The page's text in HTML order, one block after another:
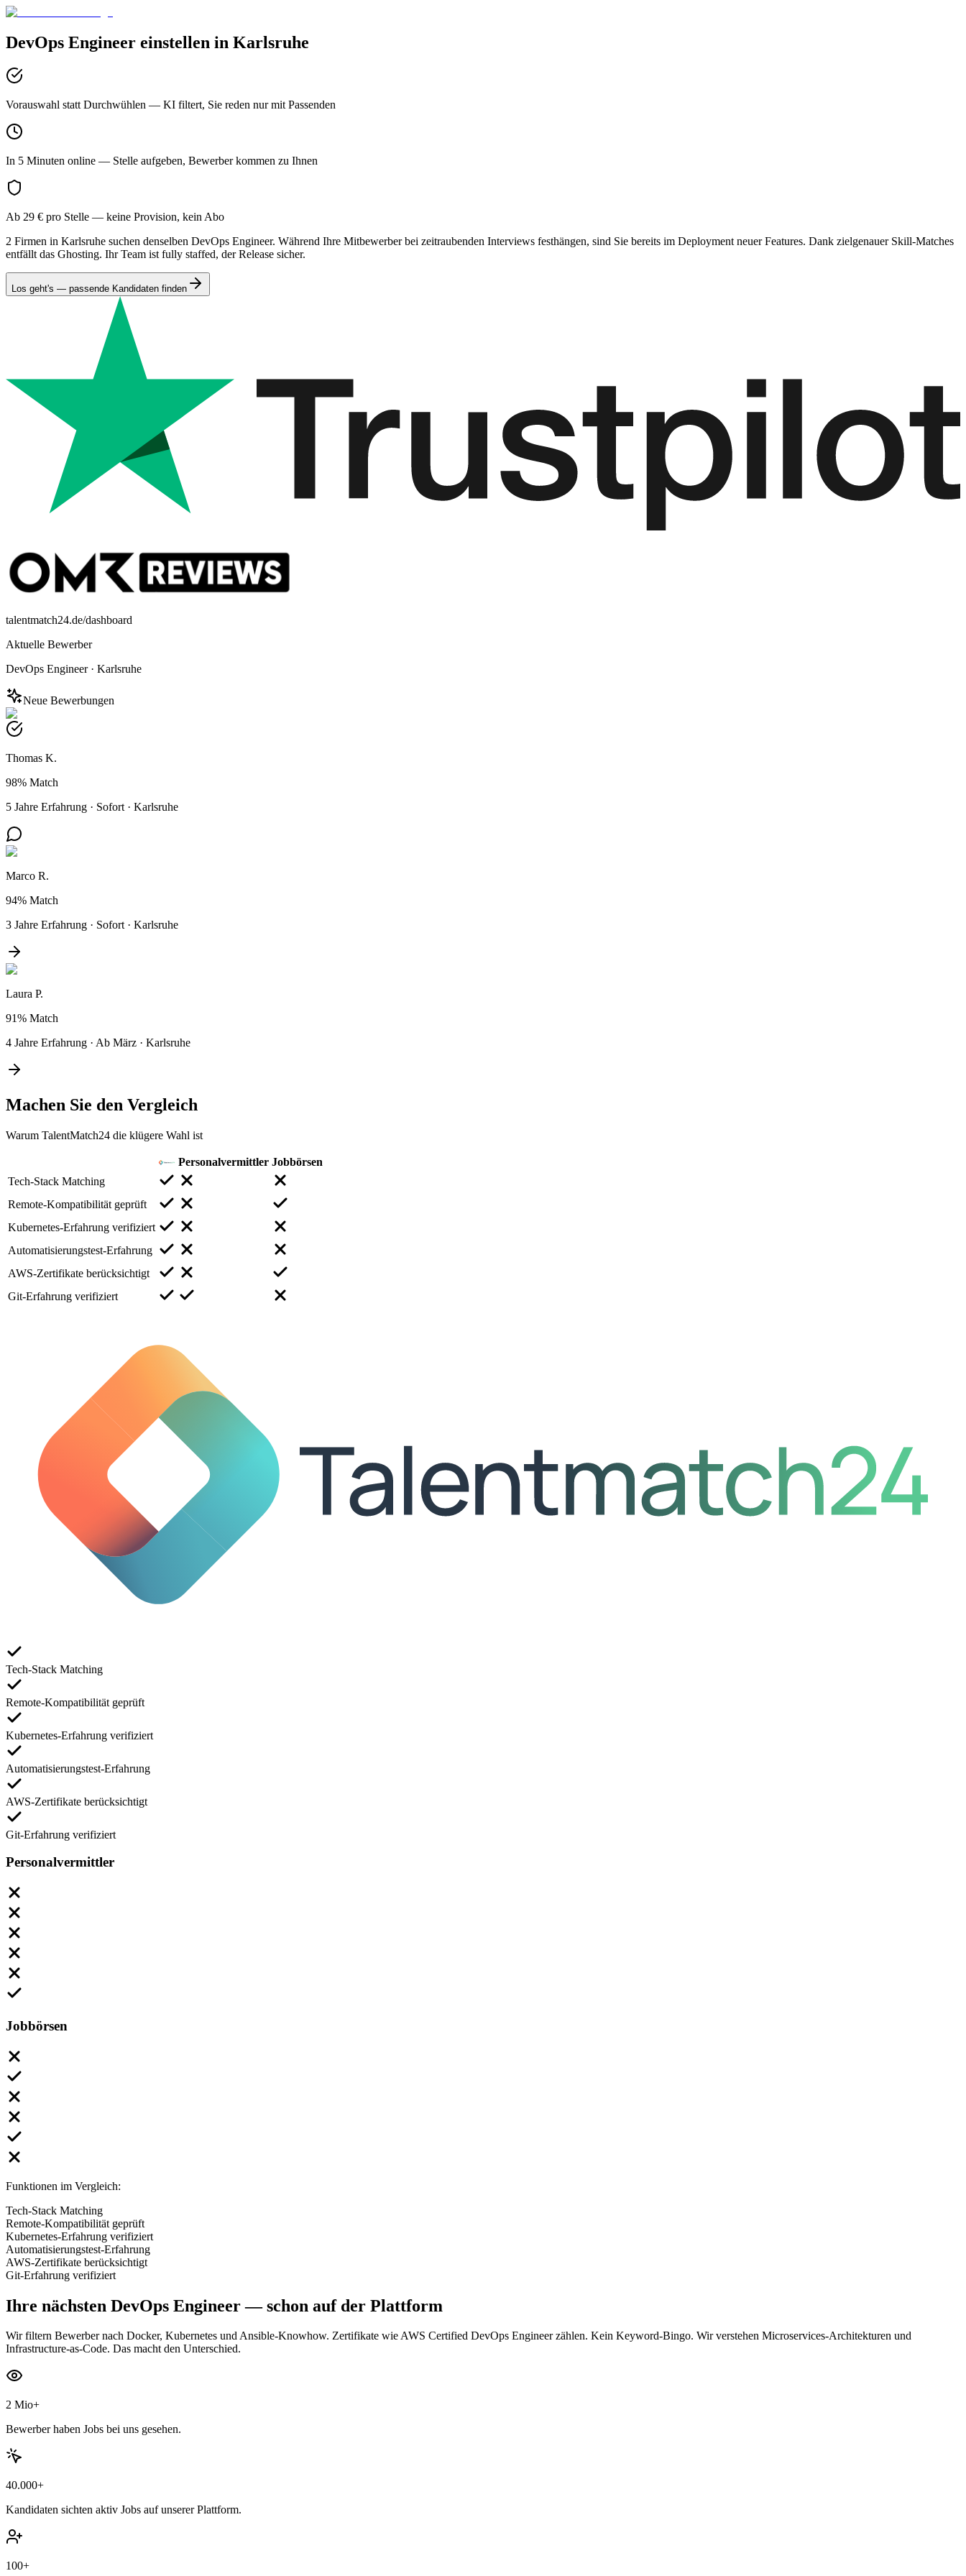
DevOps Engineer einstellen in Karlsruhe
Vorauswahl statt Durchwühlen — KI filtert, Sie reden nur mit Passenden
In 5 Minuten online — Stelle aufgeben, Bewerber kommen zu Ihnen
Ab 29 € pro Stelle — keine Provision, kein Abo
2 Firmen in Karlsruhe suchen denselben DevOps Engineer. Während Ihre Mitbewerber bei zeitraubenden Interviews festhängen, sind Sie bereits im Deployment neuer Features. Dank zielgenauer Skill-Matches
entfällt das Ghosting. Ihr Team ist fully staffed, der Release sicher.
Los geht's — passende Kandidaten finden
talentmatch24.de/dashboard
Aktuelle Bewerber
DevOps Engineer· Karlsruhe
Neue Bewerbungen
Thomas K.
98% Match
5 Jahre Erfahrung · Sofort · Karlsruhe
Marco R.
94% Match
3 Jahre Erfahrung · Sofort · Karlsruhe
Laura P.
91% Match
4 Jahre Erfahrung · Ab März · Karlsruhe
Machen Sie den Vergleich
Warum TalentMatch24 die klügere Wahl ist
Personalvermittler Jobbörsen
Tech-Stack Matching
Remote-Kompatibilität geprüft
Kubernetes-Erfahrung verifiziert
Automatisierungstest-Erfahrung
AWS-Zertifikate berücksichtigt
Git-Erfahrung verifiziert
Tech-Stack Matching
Remote-Kompatibilität geprüft
Kubernetes-Erfahrung verifiziert
Automatisierungstest-Erfahrung
AWS-Zertifikate berücksichtigt
Git-Erfahrung verifiziert
Personalvermittler
Jobbörsen
Funktionen im Vergleich:
Tech-Stack Matching
Remote-Kompatibilität geprüft
Kubernetes-Erfahrung verifiziert
Automatisierungstest-Erfahrung
AWS-Zertifikate berücksichtigt
Git-Erfahrung verifiziert
Ihre nächsten DevOps Engineer— schon auf der Plattform
Wir filtern Bewerber nach Docker, Kubernetes und Ansible-Knowhow. Zertifikate wie AWS Certified DevOps Engineer zählen. Kein Keyword-Bingo. Wir verstehen Microservices-Architekturen und
Infrastructure-as-Code. Das macht den Unterschied.
2 Mio+
Bewerber haben Jobs bei uns gesehen.
40.000+
Kandidaten sichten aktiv Jobs auf unserer Plattform.
100+